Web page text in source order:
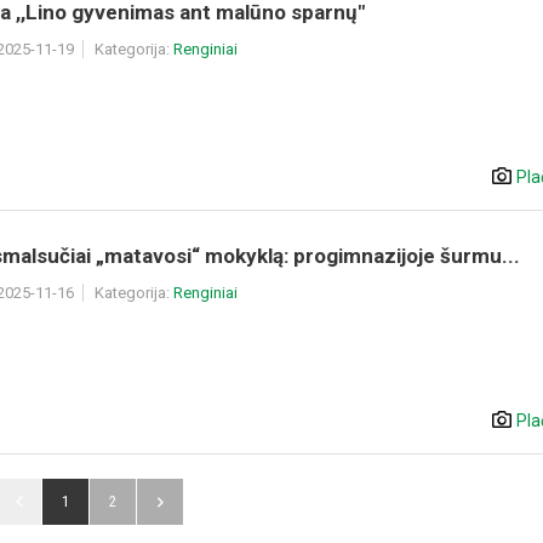
,,Lino gyvenimas ant malūno sparnų"
11-19 Kategorija: Renginiai
„matavosi“ mokyklą: progimnazijoje šurmu...
11-16 Kategorija: Renginiai
1 2